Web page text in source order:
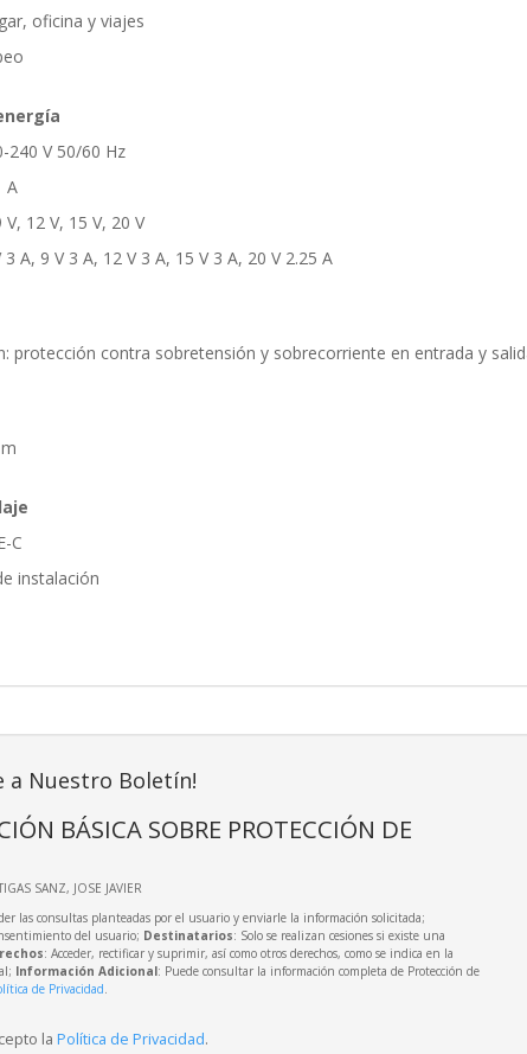
oficina y viajes
240 V 50/60 Hz
A
12 V, 15 V, 20 V
A, 9 V 3 A, 12 V 3 A, 15 V 3 A, 20 V 2.25 A
protección contra sobretensión y sobrecorriente en entrada y
C
instalación
a Nuestro Boletín!
BÁSICA SOBRE PROTECCIÓN DE
SANZ, JOSE JAVIER
las consultas planteadas por el usuario y enviarle la información solicitada;
del usuario; Destinatarios: Solo se realizan cesiones si existe una
: Acceder, rectificar y suprimir, así como otros derechos, como se indica en la
Información Adicional: Puede consultar la información completa de Protección de
de Privacidad.
la Política de Privacidad.